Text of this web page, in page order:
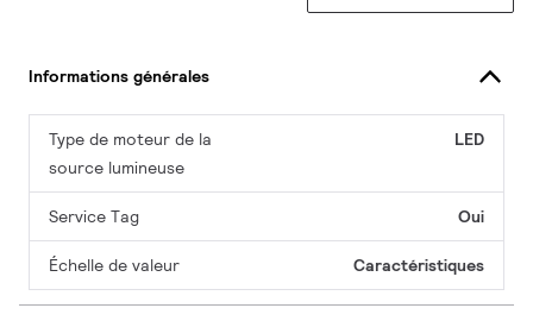
Informations générales
Type de moteur de la
source lumineuse
LED
Service Tag Oui
Échelle de valeur Caractéristiques